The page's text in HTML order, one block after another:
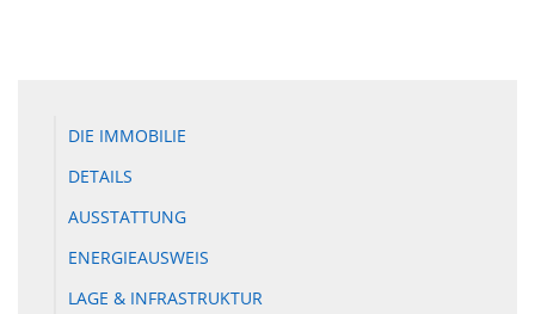
DIE IMMOBILIE
DETAILS
AUSSTATTUNG
ENERGIEAUSWEIS
LAGE & INFRASTRUKTUR